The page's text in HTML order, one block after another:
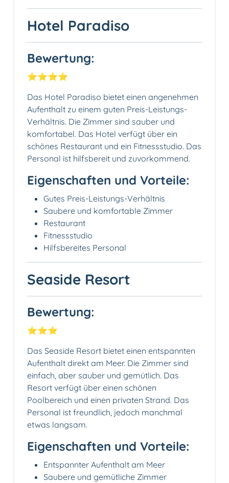
Hotel Paradiso
Bewertung:
⭐️⭐️⭐️⭐️
Das Hotel Paradiso bietet einen angenehmen
Aufenthalt zu einem guten Preis-Leistungs-
Verhältnis. Die Zimmer sind sauber und
komfortabel. Das Hotel verfügt über ein
schönes Restaurant und ein Fitnessstudio. Das
Personal ist hilfsbereit und zuvorkommend.
Eigenschaften und Vorteile:
Gutes Preis-Leistungs-Verhältnis
Saubere und komfortable Zimmer
Restaurant
Fitnessstudio
Hilfsbereites Personal
Seaside Resort
Bewertung:
⭐️⭐️⭐️
Das Seaside Resort bietet einen entspannten
Aufenthalt direkt am Meer. Die Zimmer sind
einfach, aber sauber und gemütlich. Das
Resort verfügt über einen schönen
Poolbereich und einen privaten Strand. Das
Personal ist freundlich, jedoch manchmal
etwas langsam.
Eigenschaften und Vorteile:
Entspannter Aufenthalt am Meer
Saubere und gemütliche Zimmer